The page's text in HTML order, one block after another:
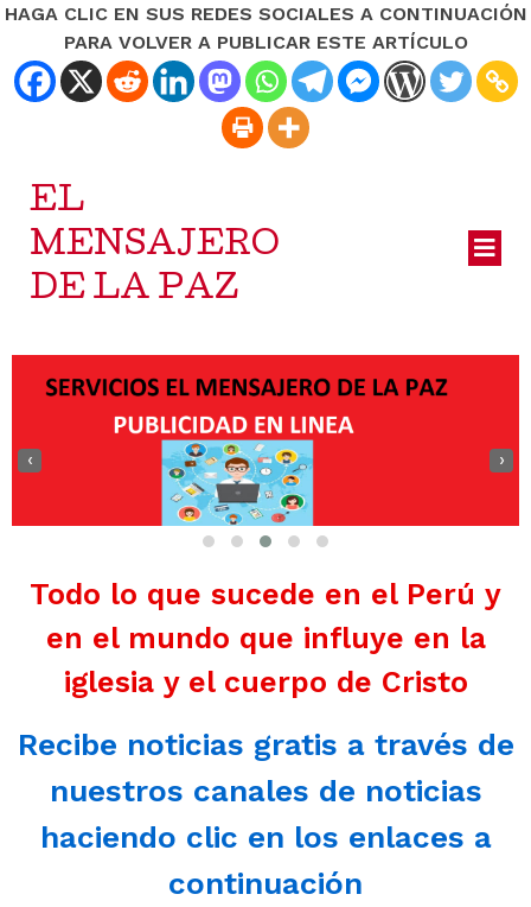
HAGA CLIC EN SUS REDES SOCIALES A CONTINUACIÓN
PARA VOLVER A PUBLICAR ESTE ARTÍCULO
EL
MENSAJERO
DE LA PAZ
‹ ›
Todo lo que sucede en el Perú y
en el mundo que influye en la
iglesia y el cuerpo de Cristo
Recibe noticias gratis a través de
nuestros canales de noticias
haciendo clic en los enlaces a
continuación